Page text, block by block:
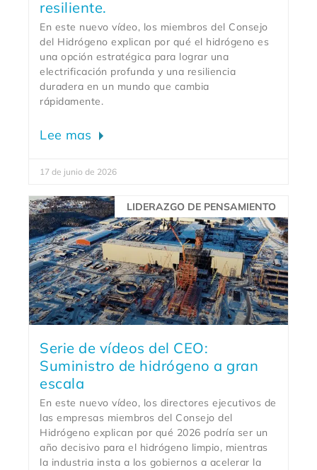
resiliente.
En este nuevo vídeo, los miembros del Consejo
del Hidrógeno explican por qué el hidrógeno es
una opción estratégica para lograr una
electrificación profunda y una resiliencia
duradera en un mundo que cambia
rápidamente.
Lee mas
17 de junio de 2026
LIDERAZGO DE PENSAMIENTO
Serie de vídeos del CEO:
Suministro de hidrógeno a gran
escala
En este nuevo vídeo, los directores ejecutivos de
las empresas miembros del Consejo del
Hidrógeno explican por qué 2026 podría ser un
año decisivo para el hidrógeno limpio, mientras
la industria insta a los gobiernos a acelerar la